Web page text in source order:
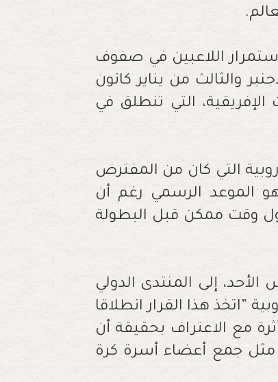
.
اللاعبين في صفوف
واللعب معهم خلال الفترة ما بين 27 دجنبر والثالث من يناير كانون
التي تنطلق في
التي كان من المفترض
بداية من 27 دجنبر، وهو الموعد الرسمي رغم أن
وقت ممكن قبل البطولة
إلى المنتدى الدولي
”اتخذ هذا القرار انطلاقا
مع الاعتراف بحقيقة أن
هذه الأندية تأثرت سلبا بسبب جائحة كوفيد-19 مثل جمع أعضاء أسرة كرة